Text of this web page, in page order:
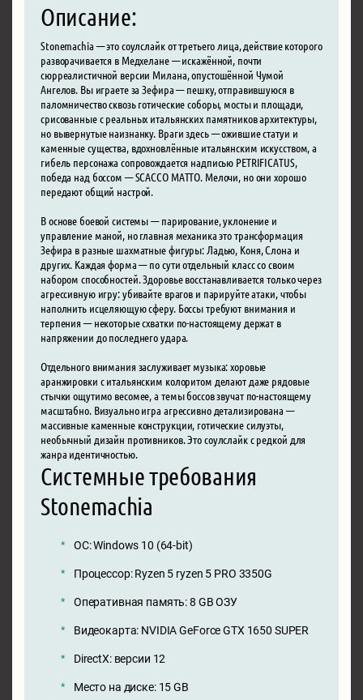
Описание:
Stonemachia — это соулслайк от третьего лица, действие которого
разворачивается в Медхелане — искажённой, почти
сюрреалистичной версии Милана, опустошённой Чумой
Ангелов. Вы играете за Зефира — пешку, отправившуюся в
паломничество сквозь готические соборы, мосты и площади,
срисованные с реальных итальянских памятников архитектуры,
но вывернутые наизнанку. Враги здесь — ожившие статуи и
каменные существа, вдохновлённые итальянским искусством, а
гибель персонажа сопровождается надписью PETRIFICATUS,
победа над боссом — SCACCO MATTO. Мелочи, но они хорошо
передают общий настрой.
В основе боевой системы — парирование, уклонение и
управление маной, но главная механика это трансформация
Зефира в разные шахматные фигуры: Ладью, Коня, Слона и
других. Каждая форма — по сути отдельный класс со своим
набором способностей. Здоровье восстанавливается только через
агрессивную игру: убивайте врагов и парируйте атаки, чтобы
наполнить исцеляющую сферу. Боссы требуют внимания и
терпения — некоторые схватки по-настоящему держат в
напряжении до последнего удара.
Отдельного внимания заслуживает музыка: хоровые
аранжировки с итальянским колоритом делают даже рядовые
стычки ощутимо весомее, а темы боссов звучат по-настоящему
масштабно. Визуально игра агрессивно детализирована —
массивные каменные конструкции, готические силуэты,
необычный дизайн противников. Это соулслайк с редкой для
жанра идентичностью.
Системные требования
Stonemachia
ОС: Windows 10 (64-bit)
Процессор: Ryzen 5 ryzen 5 PRO 3350G
Оперативная память: 8 GB ОЗУ
Видеокарта: NVIDIA GeForce GTX 1650 SUPER
DirectX: версии 12
Место на диске: 15 GB